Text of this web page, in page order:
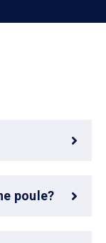
poule?